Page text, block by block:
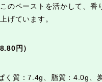
のペーストを活かして、香
げています。
円）
く質：7.4g、脂質：4.0g、